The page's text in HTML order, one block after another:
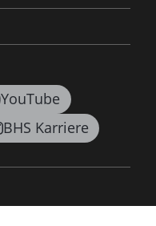
YouTube
BHS Karriere